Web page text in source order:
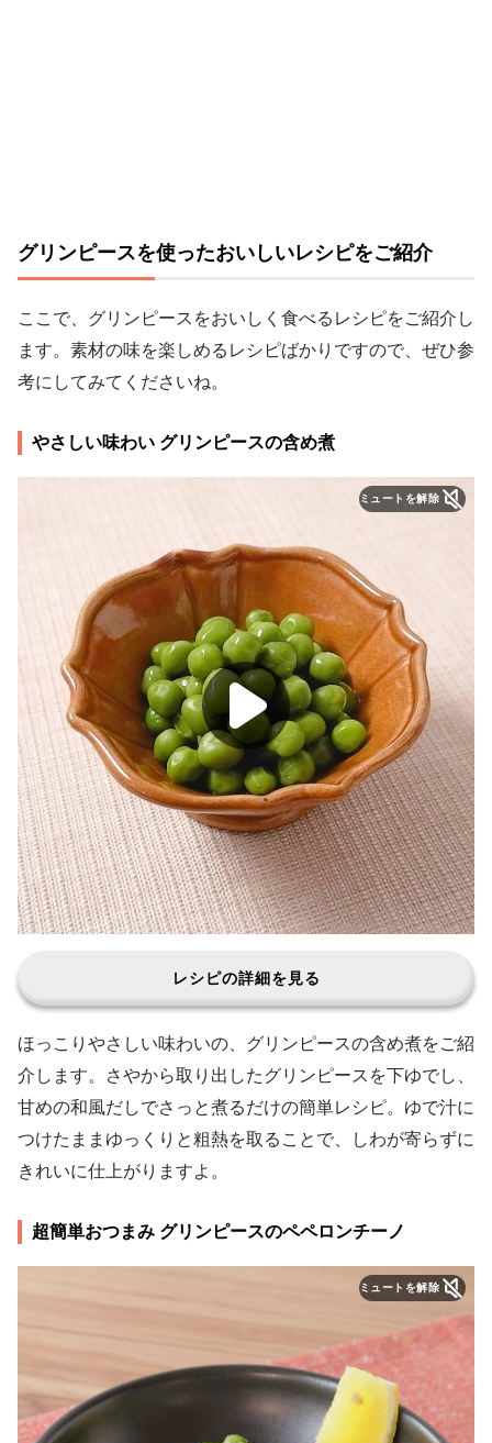
グリンピースを使ったおいしいレシピをご紹介
ここで、グリンピースをおいしく食べるレシピをご紹介し
ます。素材の味を楽しめるレシピばかりですので、ぜひ参
考にしてみてくださいね。
やさしい味わい グリンピースの含め煮
ミュートを解除
レシピの詳細を見る
ほっこりやさしい味わいの、グリンピースの含め煮をご紹
介します。さやから取り出したグリンピースを下ゆでし、
甘めの和風だしでさっと煮るだけの簡単レシピ。ゆで汁に
つけたままゆっくりと粗熱を取ることで、しわが寄らずに
きれいに仕上がりますよ。
超簡単おつまみ グリンピースのペペロンチーノ
ミュートを解除